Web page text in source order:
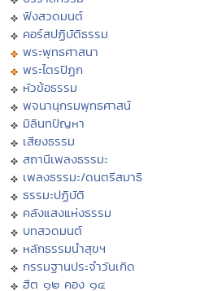
ฟังสวดมนต์
คอร์สปฏิบัติธรรม
พระพุทธศาสนา
พระไตรปิฏก
หัวข้อธรรม
พจนานุกรมพุทธศาสน์
มิลินทปัญหา
เสียงธรรม
สถานีเพลงธรรมะ
เพลงธรรมะ/ดนตรีสมาธิ
ธรรมะปฏิบัติ
คลังแสงแห่งธรรม
บทสวดมนต์
หลักธรรมนำสุขฯ
กรรมฐานประจำวันเกิด
ฮีต ๑๒ คอง ๑๔